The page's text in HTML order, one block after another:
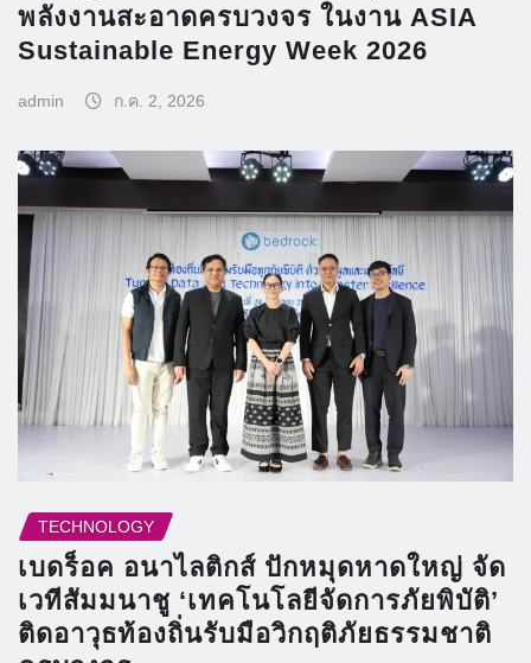
พลังงานสะอาดครบวงจร ในงาน ASIA
Sustainable Energy Week 2026
admin ก.ค. 2, 2026
TECHNOLOGY
เบดร็อค อนาไลติกส์ ปักหมุดหาดใหญ่ จัด
เวทีสัมมนาชู ‘เทคโนโลยีจัดการภัยพิบัติ’
ติดอาวุธท้องถิ่นรับมือวิกฤติภัยธรรมชาติ